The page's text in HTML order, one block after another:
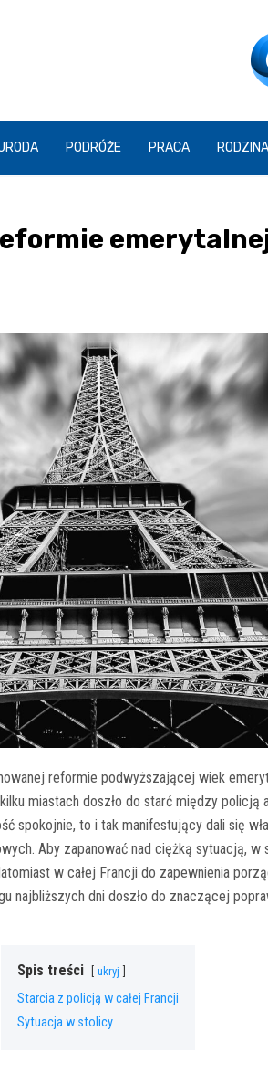
PODRÓŻE PRACA RODZINA
reformie podwyższającej wiek
miastach doszło do starć między policją
spokojnie, to i tak manifestujący dali się
Aby zapanować nad ciężką sytuacją, w
w całej Francji do zapewnienia
najbliższych dni doszło do znaczącej
Spis treści ukryj
Starcia z policją w całej Francji
Sytuacja w stolicy